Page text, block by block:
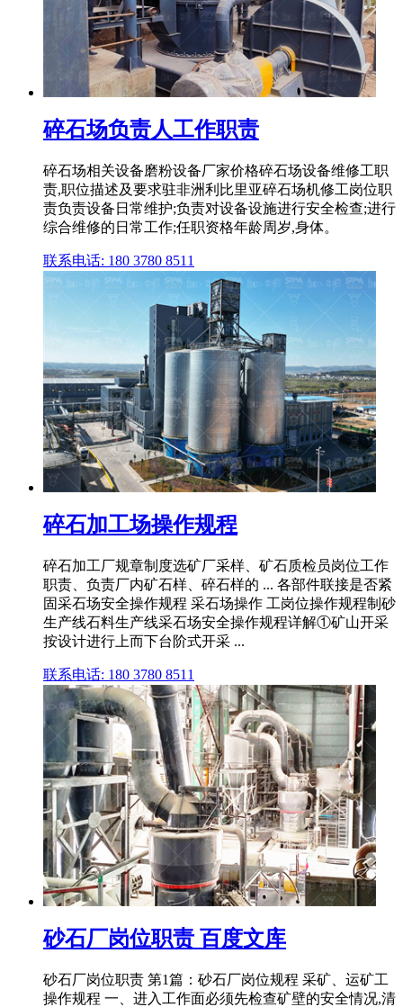
碎石场负责人工作职责
碎石场相关设备磨粉设备厂家价格碎石场设备维修工职
责,职位描述及要求驻非洲利比里亚碎石场机修工岗位职
责负责设备日常维护;负责对设备设施进行安全检查;进行
综合维修的日常工作;任职资格年龄周岁,身体。
联系电话: 180 3780 8511
碎石加工场操作规程
碎石加工厂规章制度选矿厂采样、矿石质检员岗位工作
职责、负责厂内矿石样、碎石样的 ... 各部件联接是否紧
固采石场安全操作规程 采石场操作 工岗位操作规程制砂
生产线石料生产线采石场安全操作规程详解①矿山开采
按设计进行上而下台阶式开采 ...
联系电话: 180 3780 8511
砂石厂岗位职责 百度文库
砂石厂岗位职责 第1篇：砂石厂岗位规程 采矿、运矿工
操作规程 一、进入工作面必须先检查矿壁的安全情况,清